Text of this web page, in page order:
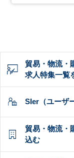
貿易・物流・
求人特集一覧
SIer（ユーザ
貿易・物流・
込む